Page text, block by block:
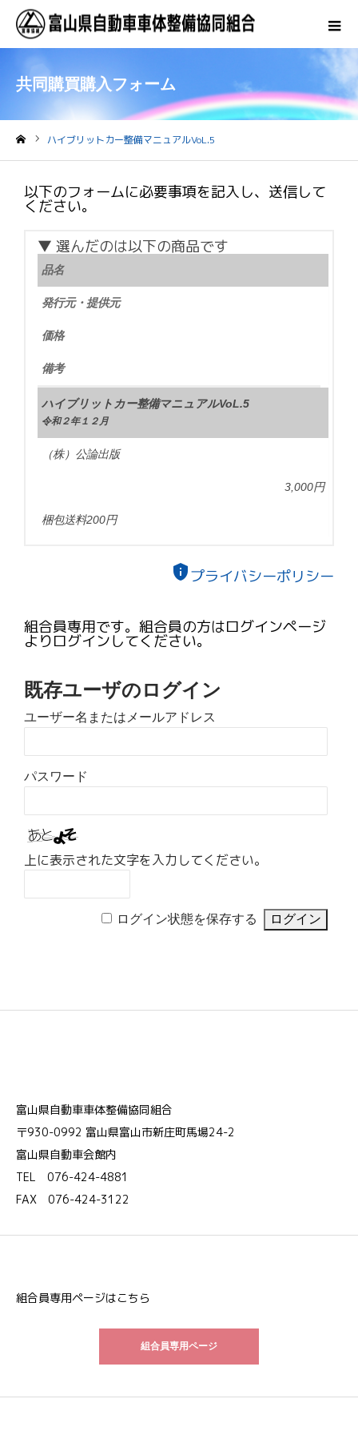
共同購買購入フォーム
ハイブリットカー整備マニュアルVoL.5
以下のフォームに必要事項を記入し、送信して
ください。
▼ 選んだのは以下の商品です
品名
発行元・提供元
価格
備考
ハイブリットカー整備マニュアルVoL.5
令和２年１２月
（株）公論出版
3,000円
梱包送料200円
privacy_tipプライバシーポリシー
組合員専用です。組合員の方はログインページ
よりログインしてください。
既存ユーザのログイン
ユーザー名またはメールアドレス
パスワード
上に表示された文字を入力してください。
ログイン状態を保存する
富山県自動車車体整備協同組合
〒930-0992 富山県富山市新庄町馬場24-2
富山県自動車会館内
TEL 076-424-4881
FAX 076-424-3122
組合員専用ページはこちら
組合員専用ページ